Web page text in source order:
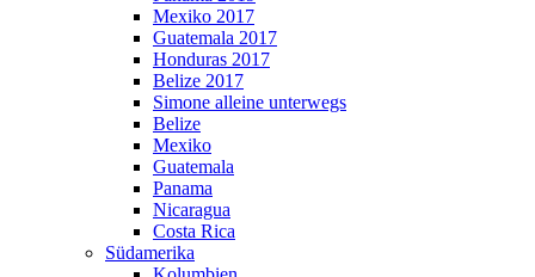
Mexiko 2017
Guatemala 2017
Honduras 2017
Belize 2017
Simone alleine unterwegs
Belize
Mexiko
Guatemala
Panama
Nicaragua
Costa Rica
Südamerika